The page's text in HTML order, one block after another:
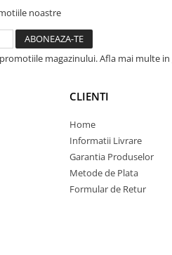
noastre
magazinului. Afla mai multe in
CLIENTI
Home
Informatii Livrare
Garantia Produselor
Metode de Plata
Formular de Retur